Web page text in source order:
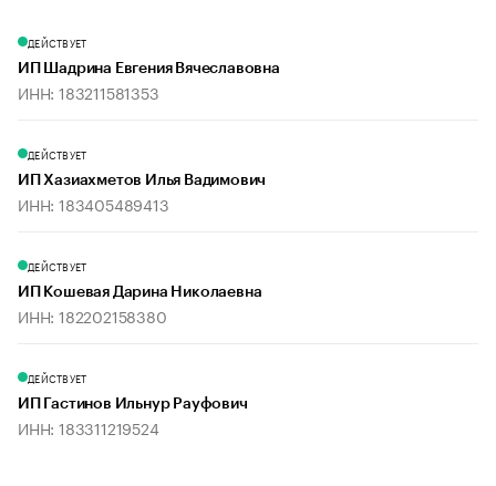
ДЕЙСТВУЕТ
ИП Шадрина Евгения Вячеславовна
ИНН: 183211581353
ДЕЙСТВУЕТ
ИП Хазиахметов Илья Вадимович
ИНН: 183405489413
ДЕЙСТВУЕТ
ИП Кошевая Дарина Николаевна
ИНН: 182202158380
ДЕЙСТВУЕТ
ИП Гастинов Ильнур Рауфович
ИНН: 183311219524